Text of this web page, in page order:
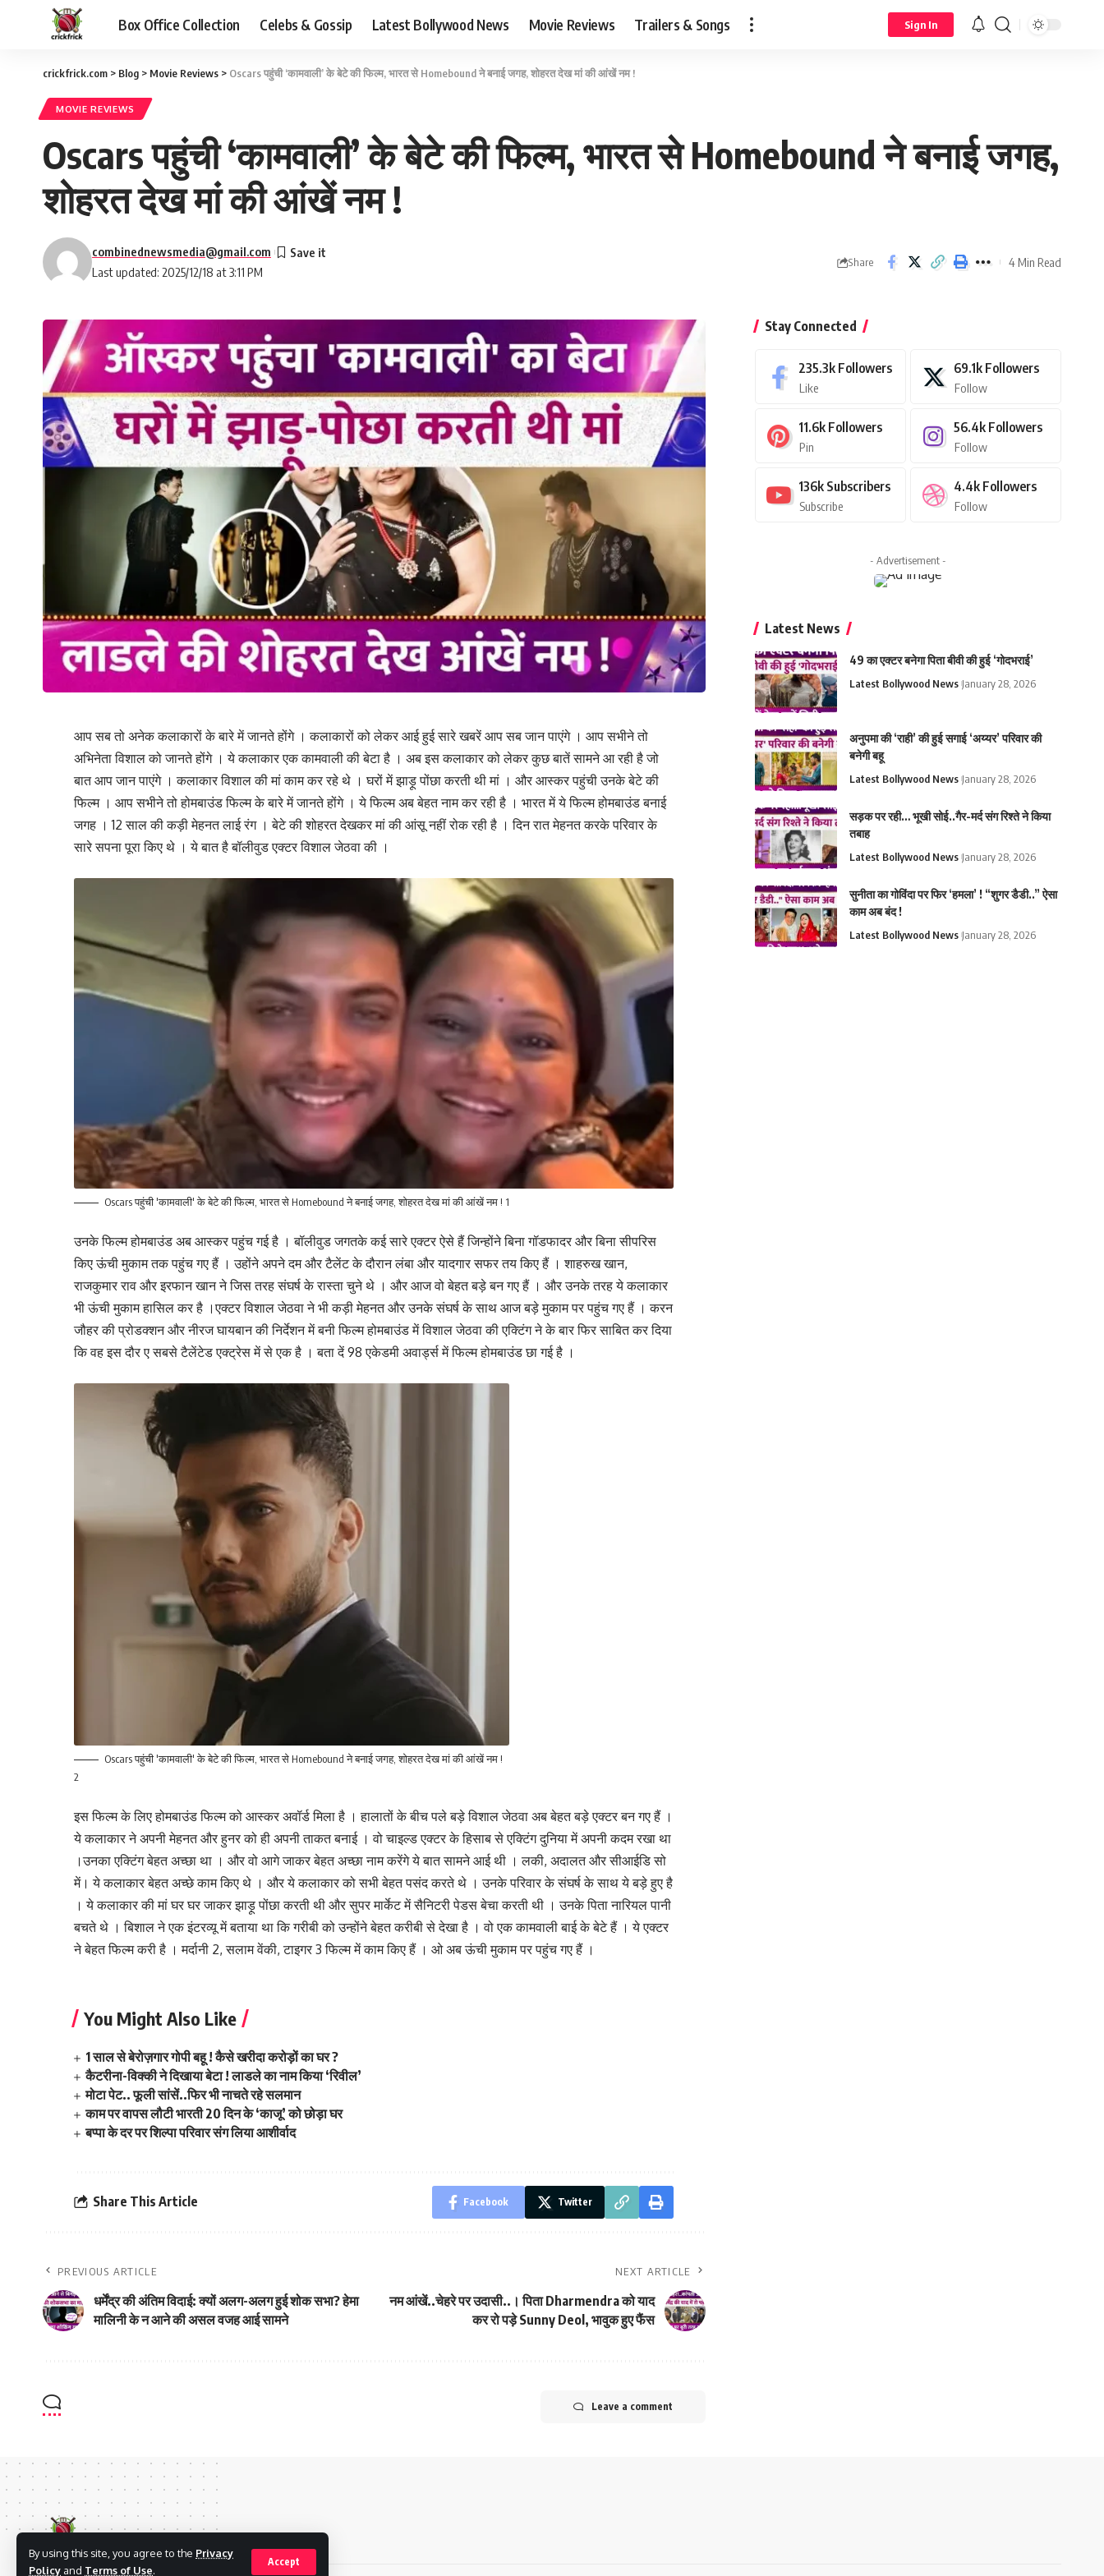
By using this site, you agree to the Privacy
Policy and Terms of Use.
Accept
Box Office Collection Celebs & Gossip Latest Bollywood News Movie Reviews Trailers & Songs Sign In
crickfrick.com > Blog > Movie Reviews > Oscars पहुंची ‘कामवाली’ के बेटे की फिल्म, भारत से Homebound ने बनाई जगह, शोहरत देख मां की आंखें नम !
MOVIE REVIEWS
Oscars पहुंची ‘कामवाली’ के बेटे की फिल्म, भारत से Homebound ने बनाई जगह,
शोहरत देख मां की आंखें नम !
Last updated: 2025/12/18 at 3:11 PM
combinednewsmedia@gmail.com
Share 4 Min Read
आप सब तो अनेक कलाकारों के बारे में जानते होंगे । कलाकारों को लेकर आई हुई सारे खबरें आप सब जान पाएंगे । आप सभीने तो
अभिनेता विशाल को जानते होंगे । ये कलाकार एक कामवाली की बेटा है । अब इस कलाकार को लेकर कुछ बातें सामने आ रही है जो
बात आप जान पाएंगे । कलाकार विशाल की मां काम कर रहे थे । घरों में झाड़ू पोंछा करती थी मां । और आस्कर पहुंची उनके बेटे की
फिल्म । आप सभीने तो होमबाउंड फिल्म के बारे में जानते होंगे । ये फिल्म अब बेहत नाम कर रही है । भारत में ये फिल्म होमबाउंड बनाई
जगह । 12 साल की कड़ी मेहनत लाई रंग । बेटे की शोहरत देखकर मां की आंसू नहीं रोक रही है । दिन रात मेहनत करके परिवार के
सारे सपना पूरा किए थे । ये बात है बॉलीवुड एक्टर विशाल जेठवा की ।
Oscars पहुंची 'कामवाली' के बेटे की फिल्म, भारत से Homebound ने बनाई जगह, शोहरत देख मां की आंखें नम ! 1
उनके फिल्म होमबाउंड अब आस्कर पहुंच गई है । बॉलीवुड जगतके कई सारे एक्टर ऐसे हैं जिन्होंने बिना गॉडफादर और बिना सीपरिस
किए ऊंची मुकाम तक पहुंच गए हैं । उहोंने अपने दम और टैलेंट के दौरान लंबा और यादगार सफर तय किए हैं । शाहरुख खान,
राजकुमार राव और इरफान खान ने जिस तरह संघर्ष के रास्ता चुने थे । और आज वो बेहत बड़े बन गए हैं । और उनके तरह ये कलाकार
भी ऊंची मुकाम हासिल कर है ।एक्टर विशाल जेठवा ने भी कड़ी मेहनत और उनके संघर्ष के साथ आज बड़े मुकाम पर पहुंच गए हैं । करन
जौहर की प्रोडक्शन और नीरज घायबान की निर्देशन में बनी फिल्म होमबाउंड में विशाल जेठवा की एक्टिंग ने के बार फिर साबित कर दिया
कि वह इस दौर ए सबसे टैलेंटेड एक्ट्रेस में से एक है । बता दें 98 एकेडमी अवार्ड्स में फिल्म होमबाउंड छा गई है ।
Oscars पहुंची 'कामवाली' के बेटे की फिल्म, भारत से Homebound ने बनाई जगह, शोहरत देख मां की आंखें नम !
2
इस फिल्म के लिए होमबाउंड फिल्म को आस्कर अवॉर्ड मिला है । हालातों के बीच पले बड़े विशाल जेठवा अब बेहत बड़े एक्टर बन गए हैं ।
ये कलाकार ने अपनी मेहनत और हुनर को ही अपनी ताकत बनाई । वो चाइल्ड एक्टर के हिसाब से एक्टिंग दुनिया में अपनी कदम रखा था
।उनका एक्टिंग बेहत अच्छा था । और वो आगे जाकर बेहत अच्छा नाम करेंगे ये बात सामने आई थी । लकी, अदालत और सीआईडि सो
में। ये कलाकार बेहत अच्छे काम किए थे । और ये कलाकार को सभी बेहत पसंद करते थे । उनके परिवार के संघर्ष के साथ ये बड़े हुए है
। ये कलाकार की मां घर घर जाकर झाड़ू पोंछा करती थी और सुपर मार्केट में सैनिटरी पेडस बेचा करती थी । उनके पिता नारियल पानी
बचते थे । बिशाल ने एक इंटरव्यू में बताया था कि गरीबी को उन्होंने बेहत करीबी से देखा है । वो एक कामवाली बाई के बेटे हैं । ये एक्टर
ने बेहत फिल्म करी है । मर्दानी 2, सलाम वेंकी, टाइगर 3 फिल्म में काम किए हैं । ओ अब ऊंची मुकाम पर पहुंच गए हैं ।
You Might Also Like
1 साल से बेरोज़गार गोपी बहू ! कैसे खरीदा करोड़ों का घर ?
कैटरीना-विक्की ने दिखाया बेटा ! लाडले का नाम किया ‘रिवील’
मोटा पेट.. फूली सांसें..फिर भी नाचते रहे सलमान
काम पर वापस लौटी भारती 20 दिन के ‘काजू’ को छोड़ा घर
बप्पा के दर पर शिल्पा परिवार संग लिया आशीर्वाद
Share This Article Facebook Twitter
PREVIOUS ARTICLE
धर्मेंद्र की अंतिम विदाई: क्यों अलग-अलग हुई शोक सभा? हेमा
मालिनी के न आने की असल वजह आई सामने
NEXT ARTICLE
नम आंखें..चेहरे पर उदासी..। पिता Dharmendra को याद
कर रो पड़े Sunny Deol, भावुक हुए फैंस
Leave a comment
Stay Connected
235.3k Followers
Like
69.1k Followers
Follow
11.6k Followers
Pin
56.4k Followers
Follow
136k Subscribers
Subscribe
4.4k Followers
Follow
- Advertisement -
Latest News
49 का एक्टर बनेगा पिता बीवी की हुई ‘गोदभराई’
Latest Bollywood News January 28, 2026
अनुपमा की ‘राही’ की हुई सगाई ‘अय्यर’ परिवार की
बनेगी बहू
Latest Bollywood News January 28, 2026
सड़क पर रही… भूखी सोई..गैर-मर्द संग रिश्ते ने किया
तबाह
Latest Bollywood News January 28, 2026
सुनीता का गोविंदा पर फिर ‘हमला’ ! “शुगर डैडी..” ऐसा
काम अब बंद !
Latest Bollywood News January 28, 2026